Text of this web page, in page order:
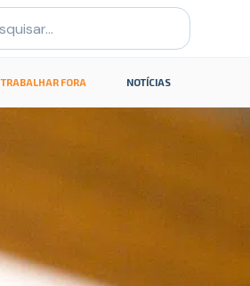
TRABALHAR FORA NOTÍCIAS